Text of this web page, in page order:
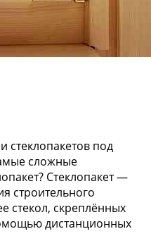
стеклопакетов под
сложные
Стеклопакет —
строительного
стекол, скреплённых
дистанционных